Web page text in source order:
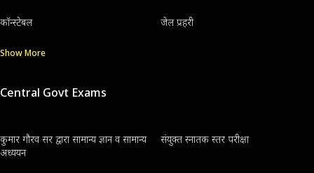
कॉन्स्टेबल जेल प्रहरी
Show More
Central Govt Exams
कुमार गौरव सर द्वारा सामान्य ज्ञान व सामान्य
अध्ययन
संयुक्त स्नातक स्तर परीक्षा